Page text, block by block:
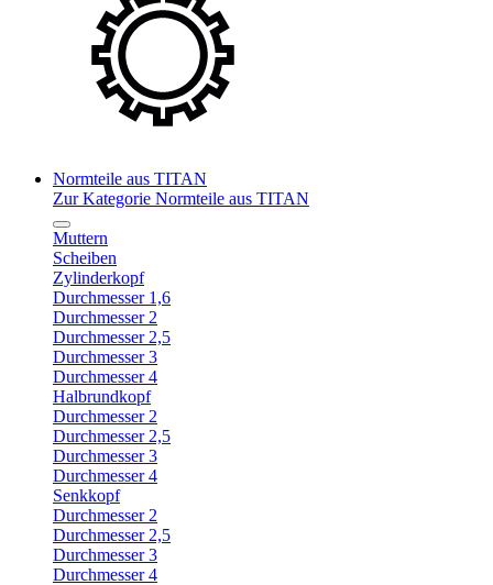
Normteile aus TITAN
Zur Kategorie Normteile aus TITAN
Muttern
Scheiben
Zylinderkopf
Durchmesser 1,6
Durchmesser 2
Durchmesser 2,5
Durchmesser 3
Durchmesser 4
Halbrundkopf
Durchmesser 2
Durchmesser 2,5
Durchmesser 3
Durchmesser 4
Senkkopf
Durchmesser 2
Durchmesser 2,5
Durchmesser 3
Durchmesser 4